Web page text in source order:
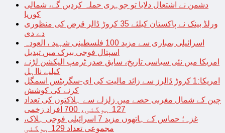
دشمن نے اشتعال دلایا تو جوہری حملہ کردیں گے، شمالی
کوریا
ورلڈ بینک نے پاکستان کیلئے 35 کروڑ ڈالر قرض کی منظوری
دے دی
اسرائیلی بمباری سے مزید 100 فلسطینی شہید ، العودہ
اسپتال فوجی بیرک میں تبدیل
امریکا میں نئی سیاسی تاریخ، سابق صدر ٹرمپ الیکشن لڑنے
کیلیے نااہل
امریکا:1 کروڑ ڈالرز سے زائد مالیت کی ای-سگریٹس اسمگل
کرنے کی کوشش
چین کے شمال مغربی حصے میں زلزلے سے ہلاکتوں کی تعداد
127 ہوگئی، 700 افراد زخمی
غزہ؛ حماس کے ہاتھوں مزید 7 اسرائیلی فوجی ہلاک،
مجموعی تعداد 129 ہوگئی